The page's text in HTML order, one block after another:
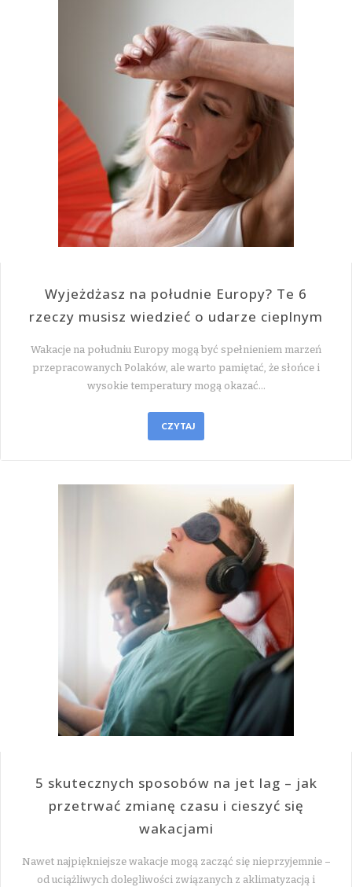
Wyjeżdżasz na południe Europy? Te 6
rzeczy musisz wiedzieć o udarze cieplnym
Wakacje na południu Europy mogą być spełnieniem marzeń
przepracowanych Polaków, ale warto pamiętać, że słońce i
wysokie temperatury mogą okazać…
CZYTAJ
5 skutecznych sposobów na jet lag – jak
przetrwać zmianę czasu i cieszyć się
wakacjami
Nawet najpiękniejsze wakacje mogą zacząć się nieprzyjemnie –
od uciążliwych dolegliwości związanych z aklimatyzacją i